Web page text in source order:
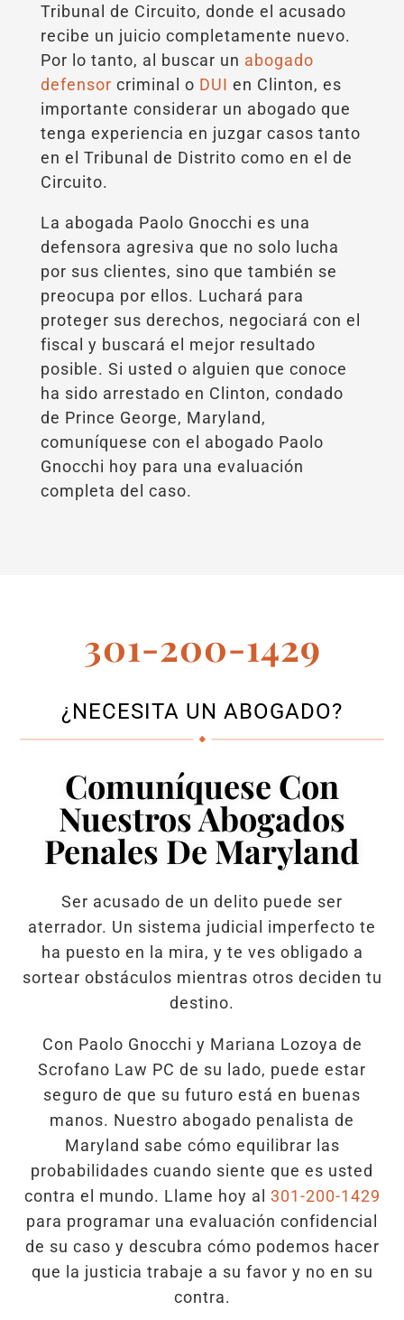
Tribunal de Circuito, donde el acusado
recibe un juicio completamente nuevo.
Por lo tanto, al buscar un abogado
defensor criminal o DUI en Clinton, es
importante considerar un abogado que
tenga experiencia en juzgar casos tanto
en el Tribunal de Distrito como en el de
Circuito.
La abogada Paolo Gnocchi es una
defensora agresiva que no solo lucha
por sus clientes, sino que también se
preocupa por ellos. Luchará para
proteger sus derechos, negociará con el
fiscal y buscará el mejor resultado
posible. Si usted o alguien que conoce
ha sido arrestado en Clinton, condado
de Prince George, Maryland,
comuníquese con el abogado Paolo
Gnocchi hoy para una evaluación
completa del caso.
301-200-1429
¿NECESITA UN ABOGADO?
Comuníquese Con
Nuestros Abogados
Penales De Maryland
Ser acusado de un delito puede ser
aterrador. Un sistema judicial imperfecto te
ha puesto en la mira, y te ves obligado a
sortear obstáculos mientras otros deciden tu
destino.
Con Paolo Gnocchi y Mariana Lozoya de
Scrofano Law PC de su lado, puede estar
seguro de que su futuro está en buenas
manos. Nuestro abogado penalista de
Maryland sabe cómo equilibrar las
probabilidades cuando siente que es usted
contra el mundo. Llame hoy al 301-200-1429
para programar una evaluación confidencial
de su caso y descubra cómo podemos hacer
que la justicia trabaje a su favor y no en su
contra.